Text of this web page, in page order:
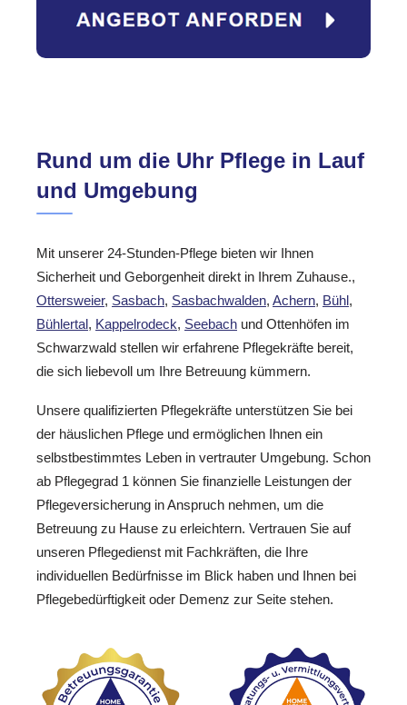
Rund um die Uhr Pflege in Lauf
und Umgebung
Mit unserer 24-Stunden-Pflege bieten wir Ihnen
Sicherheit und Geborgenheit direkt in Ihrem Zuhause.,
Ottersweier, Sasbach, Sasbachwalden, Achern, Bühl,
Bühlertal, Kappelrodeck, Seebach und Ottenhöfen im
Schwarzwald stellen wir erfahrene Pflegekräfte bereit,
die sich liebevoll um Ihre Betreuung kümmern.
Unsere qualifizierten Pflegekräfte unterstützen Sie bei
der häuslichen Pflege und ermöglichen Ihnen ein
selbstbestimmtes Leben in vertrauter Umgebung. Schon
ab Pflegegrad 1 können Sie finanzielle Leistungen der
Pflegeversicherung in Anspruch nehmen, um die
Betreuung zu Hause zu erleichtern. Vertrauen Sie auf
unseren Pflegedienst mit Fachkräften, die Ihre
individuellen Bedürfnisse im Blick haben und Ihnen bei
Pflegebedürftigkeit oder Demenz zur Seite stehen.